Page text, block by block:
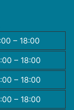
– 18:00
– 18:00
– 18:00
– 18:00